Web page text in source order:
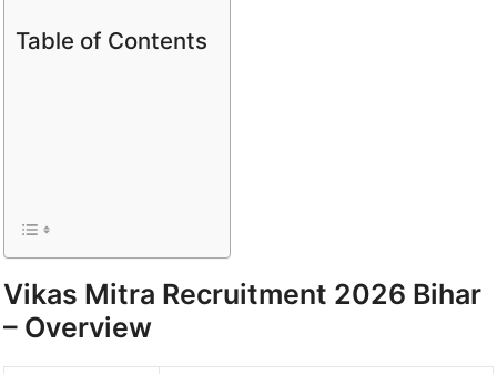
Table of Contents
Vikas Mitra Recruitment 2026 Bihar
– Overview